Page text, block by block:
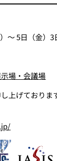
～ 5日（金）3
場・会議場
上げておりま